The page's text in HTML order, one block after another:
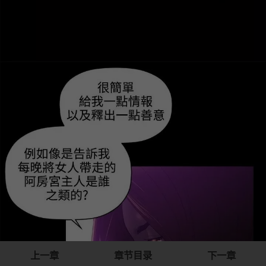
上一章 章节目录 下一章